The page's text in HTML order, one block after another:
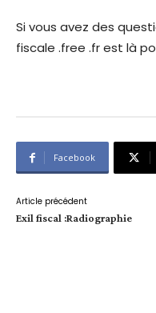
Si vous avez des
fiscale .free .fr est là
Facebook
Article précédent
Exil fiscal :Radiographie